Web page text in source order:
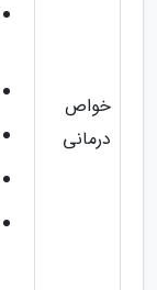
خواص
درمانی